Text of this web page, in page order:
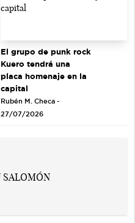
El grupo de punk rock
Kuero tendrá una
placa homenaje en la
capital
Rubén M. Checa -
27/07/2026